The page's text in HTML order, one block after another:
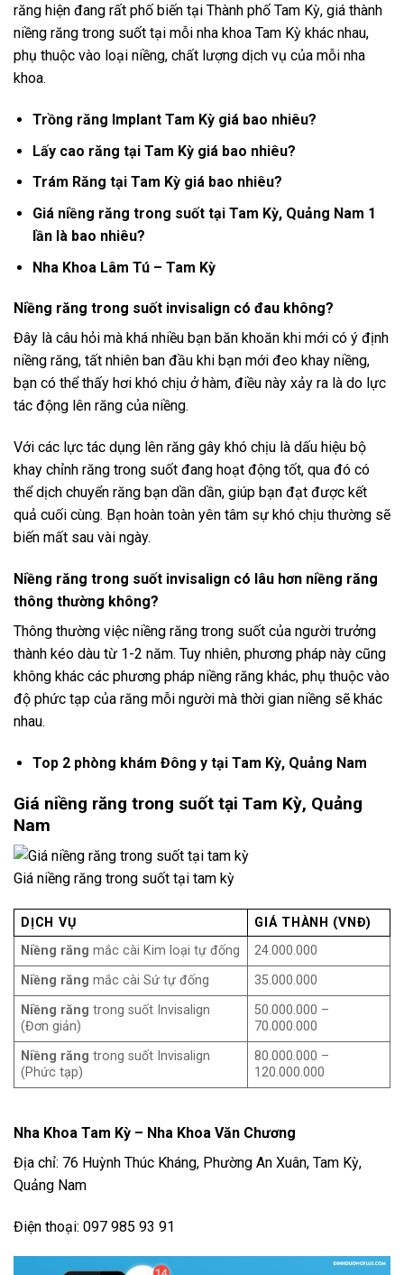
răng hiện đang rất phố biến tại Thành phố Tam Kỳ, giá thành
niềng răng trong suốt tại mỗi nha khoa Tam Kỳ khác nhau,
phụ thuộc vào loại niềng, chất lượng dịch vụ của mỗi nha
khoa.
Trồng răng Implant Tam Kỳ giá bao nhiêu?
Lấy cao răng tại Tam Kỳ giá bao nhiêu?
Trám Răng tại Tam Kỳ giá bao nhiêu?
Giá niềng răng trong suốt tại Tam Kỳ, Quảng Nam 1
lần là bao nhiêu?
Nha Khoa Lâm Tú – Tam Kỳ
Niềng răng trong suốt invisalign có đau không?
Đây là câu hỏi mà khá nhiều bạn băn khoăn khi mới có ý định
niềng răng, tất nhiên ban đầu khi bạn mới đeo khay niềng,
bạn có thể thấy hơi khó chịu ở hàm, điều này xảy ra là do lực
tác động lên răng của niềng.
Với các lực tác dụng lên răng gây khó chịu là dấu hiệu bộ
khay chỉnh răng trong suốt đang hoạt động tốt, qua đó có
thể dịch chuyển răng bạn dần dần, giúp bạn đạt được kết
quả cuối cùng. Bạn hoàn toàn yên tâm sự khó chịu thường sẽ
biến mất sau vài ngày.
Niềng răng trong suốt invisalign có lâu hơn niềng răng
thông thường không?
Thông thường việc niềng răng trong suốt của người trưởng
thành kéo dàu từ 1-2 năm. Tuy nhiên, phương pháp này cũng
không khác các phương pháp niềng răng khác, phụ thuộc vào
độ phức tạp của răng mỗi người mà thời gian niềng sẽ khác
nhau.
Top 2 phòng khám Đông y tại Tam Kỳ, Quảng Nam
Giá niềng răng trong suốt tại Tam Kỳ, Quảng
Nam
Giá niềng răng trong suốt tại tam kỳ
DỊCH VỤ GIÁ THÀNH (VNĐ)
Niềng răng mắc cài Kim loại tự đống
24.000.000
Niềng răng mắc cài Sứ tự đống
35.000.000
Niềng răng trong suốt Invisalign
(Đơn giản)
50.000.000 –
70.000.000
Niềng răng trong suốt Invisalign
(Phức tạp)
80.000.000 –
120.000.000
Nha Khoa Tam Kỳ – Nha Khoa Văn Chương
Địa chỉ: 76 Huỳnh Thúc Kháng, Phường An Xuân, Tam Kỳ,
Quảng Nam
Điện thoại: 097 985 93 91